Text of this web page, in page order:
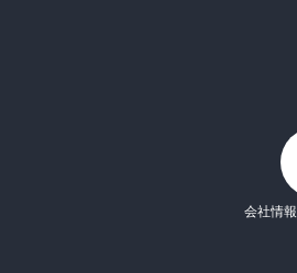
会社情報